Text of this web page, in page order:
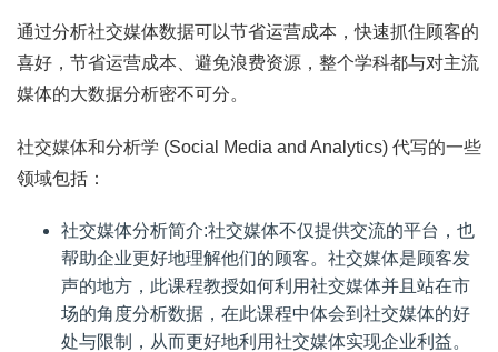
通过分析社交媒体数据可以节省运营成本，快速抓住顾客的
喜好，节省运营成本、避免浪费资源，整个学科都与对主流
媒体的大数据分析密不可分。
社交媒体和分析学 (Social Media and Analytics) 代写的一些
领域包括：
社交媒体分析简介:社交媒体不仅提供交流的平台，也
帮助企业更好地理解他们的顾客。社交媒体是顾客发
声的地方，此课程教授如何利用社交媒体并且站在市
场的角度分析数据，在此课程中体会到社交媒体的好
处与限制，从而更好地利用社交媒体实现企业利益。